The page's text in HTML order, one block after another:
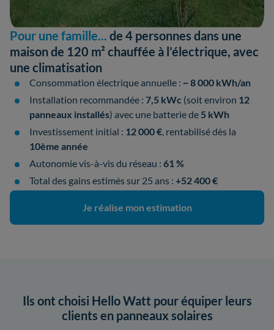
Pour une famille... de 4 personnes dans une
maison de 120 m² chauffée à l’électrique, avec
une climatisation
Consommation électrique annuelle : ~ 8 000 kWh/an
Installation recommandée : 7,5 kWc (soit environ 12
panneaux installés) avec une batterie de 5 kWh
Investissement initial : 12 000 €, rentabilisé dès la
10ème année
Autonomie vis-à-vis du réseau : 61 %
Total des gains estimés sur 25 ans : +52 400 €
Je réalise mon estimation
Ils ont choisi Hello Watt pour équiper leurs
clients en panneaux solaires